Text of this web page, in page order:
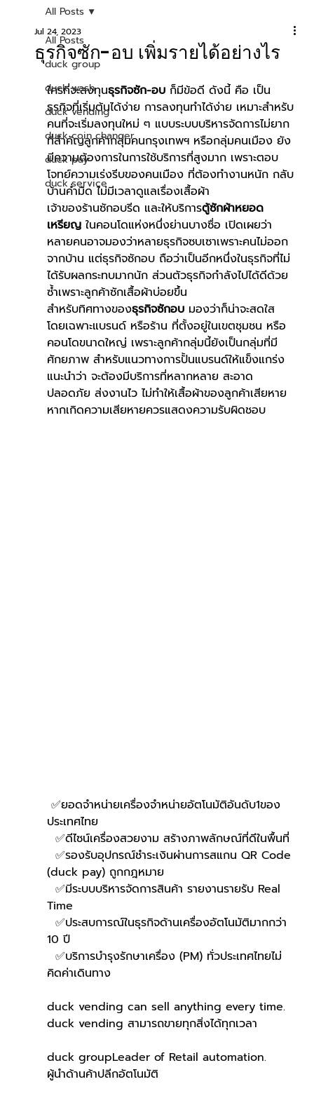
All Posts
duck group
duck wash
duck vending
duck coin changer
duck pay
duck service
All Posts
ธุรกิจซัก-อบ เพิ่มรายได้อย่างไร
Jul 24, 2023
ใครที่จะลงทุนธุรกิจซัก-อบ ก็มีข้อดี ดังนี้ คือ เป็น
ธุรกิจที่เริ่มต้นได้ง่าย การลงทุนทำได้ง่าย เหมาะสำหรับ
คนที่จะเริ่มลงทุนใหม่ ๆ แบบระบบบริหารจัดการไม่ยาก
ที่สำคัญลูกค้ากลุ่มคนกรุงเทพฯ หรือกลุ่มคนเมือง ยัง
มีความต้องการในการใช้บริการที่สูงมาก เพราะตอบ
โจทย์ความเร่งรีบของคนเมือง ที่ต้องทำงานหนัก กลับ
บ้านค่ำมืด ไม่มีเวลาดูแลเรื่องเสื้อผ้า
เจ้าของร้านซักอบรีด และให้บริการตู้ซักผ้าหยอด
เหรียญ ในคอนโดแห่งหนึ่งย่านบางซื่อ เปิดเผยว่า
หลายคนอาจมองว่าหลายธุรกิจซบเซาเพราะคนไม่ออก
จากบ้าน แต่ธุรกิจซักอบ ถือว่าเป็นอีกหนึ่งในธุรกิจที่ไม่
ได้รับผลกระทบมากนัก ส่วนตัวธุรกิจกำลังไปได้ดีด้วย
ซ้ำเพราะลูกค้าซักเสื้อผ้าบ่อยขึ้น
สำหรับทิศทางของธุรกิจซักอบ มองว่าก็น่าจะสดใส
โดยเฉพาะแบรนด์ หรือร้าน ที่ตั้งอยู่ในเขตชุมชน หรือ
คอนโดขนาดใหญ่ เพราะลูกค้ากลุ่มนี้ยังเป็นกลุ่มที่มี
ศักยภาพ สำหรับแนวทางการปั้นแบรนด์ให้แข็งแกร่ง
แนะนำว่า จะต้องมีบริการที่หลากหลาย สะอาด
ปลอดภัย ส่งงานไว ไม่ทำให้เสื้อผ้าของลูกค้าเสียหาย
หากเกิดความเสียหายควรแสดงความรับผิดชอบ
ประเทศไทย
✅ดีไซน์เครื่องสวยงาม สร้างภาพลักษณ์ที่ดีในพื้นที่
✅รองรับอุปกรณ์ชำระเงินผ่านการสแกน QR Code
(duck pay) ถูกกฎหมาย
✅มีระบบบริหารจัดการสินค้า รายงานรายรับ Real
Time
✅ประสบการณ์ในธุรกิจด้านเครื่องอัตโนมัติมากกว่า
10 ปี
✅บริการบำรุงรักษาเครื่อง (PM) ทั่วประเทศไทยไม่
คิดค่าเดินทาง
duck vending can sell anything every time.
duck vending สามารถขายทุกสิ่งได้ทุกเวลา
duck groupLeader of Retail automation.
ผู้นำด้านค้าปลีกอัตโนมัติ